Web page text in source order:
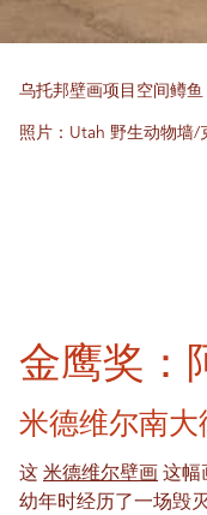
乌托邦壁画项目空间鳟鱼
照片：Utah 野生动物墙/
金鹰奖：
米德维尔南
这 米德维尔壁画 这幅
幼年时经历了一场毁